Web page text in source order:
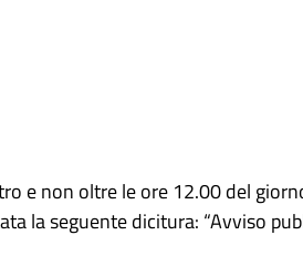
e non oltre le ore 12.00 del
la seguente dicitura: “Avviso